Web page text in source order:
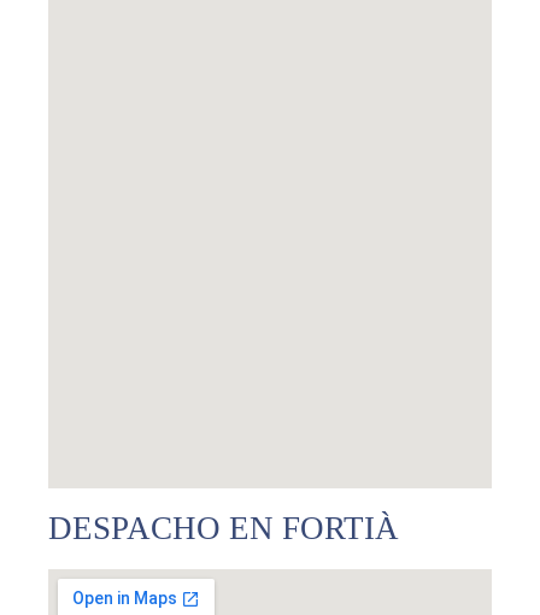
DESPACHO EN FORTIÀ